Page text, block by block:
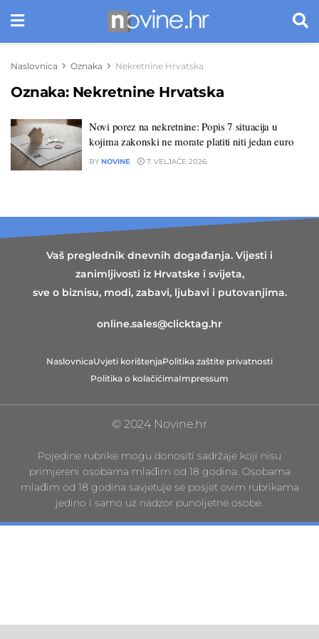
Naslovnica Oznaka Nekretnine Hrvatska
Oznaka: Nekretnine Hrvatska
Novi porez na nekretnine: Popis 7 situacija u
kojima zakonski ne morate platiti niti jedan euro
BY NOVINE 7. VELJAČE 2026.
Vaš preglednik dnevnih događanja. Vijesti i
zanimljivosti iz Hrvatske i svijeta,
sve o biznisu, modi, zabavi, ljubavi i putovanjima.
online.sales@clicktag.hr
NaslovnicaUvjeti korištenjaPolitika zaštite privatnosti
Politika o kolačićimaImpressum
© 2024 Novine.hr
Pojedine rubrike mogu donositi sadržaje koji nisu
primjereni osobama mlađim od 18 godina. Osobama
mlađim od 18 godina savjetuje se posjet ovim rubrikama
jedino i samo uz nadzor punoljetne osobe.